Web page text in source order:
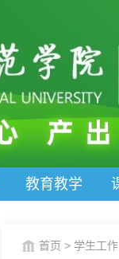
教育教学
首页 > 学生工作